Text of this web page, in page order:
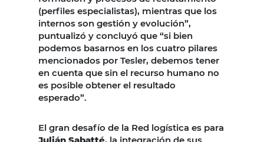
(perfiles especialistas), mientras que los
internos son gestión y evolución”,
puntualizó y concluyó que “si bien
podemos basarnos en los cuatro pilares
mencionados por Tesler, debemos tener
en cuenta que sin el recurso humano no
es posible obtener el resultado
esperado”.
El gran desafío de la Red logística es para
Julián Sabatté, la integración de sus